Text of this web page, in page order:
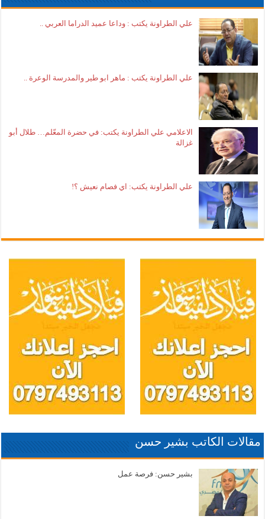
علي الطراونة يكتب : وداعا عميد الدراما العربي ..
علي الطراونة يكتب : ماهر ابو طير والمدرسة الوعرة ..
الاعلامي علي الطراونة يكتب: في حضرة المعّلم… طلال أبو
غزالة
علي الطراونة يكتب: اي فصام نعيش ؟!
مقالات الكاتب بشير حسن
بشير حسن: فرصة عمل